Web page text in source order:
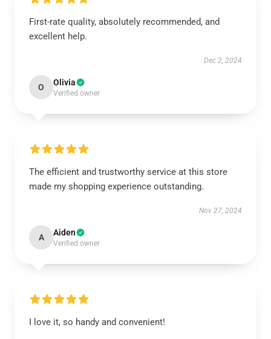
First-rate quality, absolutely recommended, and
excellent help.
Dec 2, 2024
O Olivia
Verified owner
The efficient and trustworthy service at this store
made my shopping experience outstanding.
Nov 27, 2024
A Aiden
Verified owner
I love it, so handy and convenient!